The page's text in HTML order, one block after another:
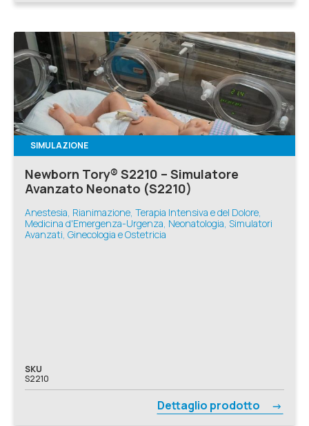
SIMULAZIONE
Newborn Tory® S2210 – Simulatore
Avanzato Neonato (S2210)
Anestesia, Rianimazione, Terapia Intensiva e del Dolore,
Medicina d'Emergenza-Urgenza, Neonatologia, Simulatori
Avanzati, Ginecologia e Ostetricia
SKU
S2210
Dettaglio prodotto